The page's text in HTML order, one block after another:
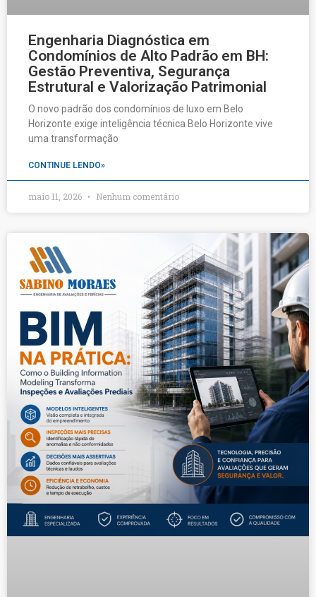
Engenharia Diagnóstica em
Condomínios de Alto Padrão em BH:
Gestão Preventiva, Segurança
Estrutural e Valorização Patrimonial
O novo padrão dos condomínios de luxo em Belo
Horizonte exige inteligência técnica Belo Horizonte vive
uma transformação
CONTINUE LENDO»
maio 11, 2026 Nenhum comentário